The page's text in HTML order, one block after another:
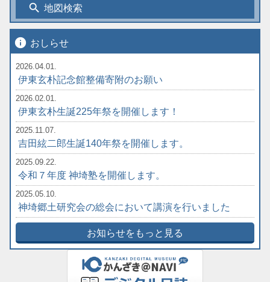
search 地図検索
info おしらせ
2026.04.01.
伊東玄朴記念館整備寄附のお願い
2026.02.01.
伊東玄朴生誕225年祭を開催します！
2025.11.07.
吉田絃二郎生誕140年祭を開催します。
2025.09.22.
令和７年度 神埼塾を開催します。
2025.05.10.
神埼郷土研究会の総会において講演を行いました
お知らせをもっと見る